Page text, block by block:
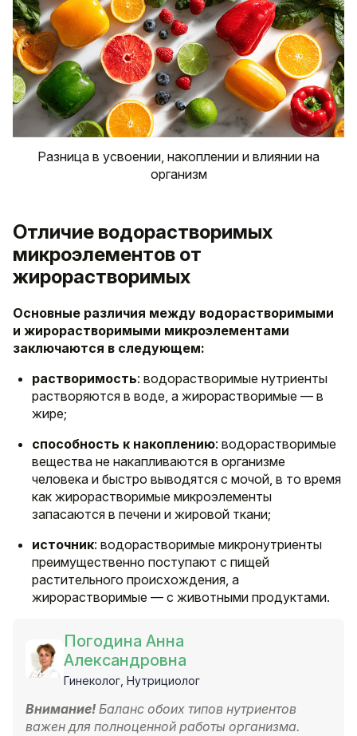
Разница в усвоении, накоплении и влиянии на
организм
Отличие водорастворимых
микроэлементов от
жирорастворимых
Основные различия между водорастворимыми
и жирорастворимыми микроэлементами
заключаются в следующем:
растворимость: водорастворимые нутриенты
растворяются в воде, а жирорастворимые — в
жире;
способность к накоплению: водорастворимые
вещества не накапливаются в организме
человека и быстро выводятся с мочой, в то время
как жирорастворимые микроэлементы
запасаются в печени и жировой ткани;
источник: водорастворимые микронутриенты
преимущественно поступают с пищей
растительного происхождения, а
жирорастворимые — с животными продуктами.
Погодина Анна
Александровна
Гинеколог, Нутрициолог
Внимание! Баланс обоих типов нутриентов
важен для полноценной работы организма.